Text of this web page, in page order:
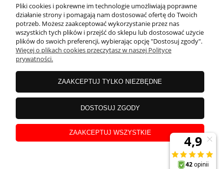
MOJE KONTO
PŁATNOŚCI I DOSTAWA
INFORMACJE
INSTRUKCJE
O NAS
Pliki cookies i pokrewne im technologie umożliwiają poprawne
działanie strony i pomagają nam dostosować ofertę do Twoich
potrzeb. Możesz zaakceptować wykorzystanie przez nas
wszystkich tych plików i przejść do sklepu lub dostosować użycie
plików do swoich preferencji, wybierając opcję "Dostosuj zgody".
Więcej o plikach cookies przeczytasz w naszej Polityce
prywatności.
ZAAKCEPTUJ TYLKO NIEZBĘDNE
DOSTOSUJ ZGODY
ZAAKCEPTUJ WSZYSTKIE